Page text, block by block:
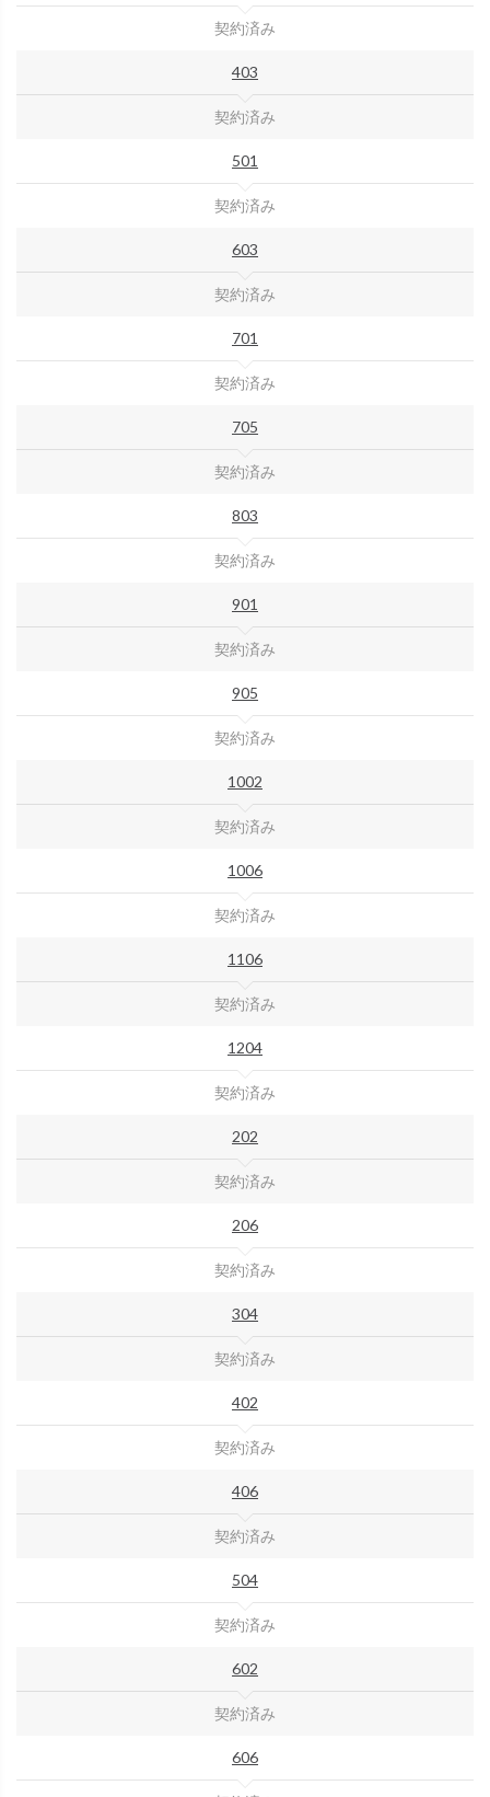
契約済み
403
契約済み
501
契約済み
603
契約済み
701
契約済み
705
契約済み
803
契約済み
901
契約済み
905
契約済み
1002
契約済み
1006
契約済み
1106
契約済み
1204
契約済み
202
契約済み
206
契約済み
304
契約済み
402
契約済み
406
契約済み
504
契約済み
602
契約済み
606